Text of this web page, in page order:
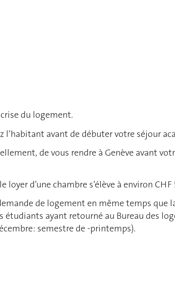
du logement.
l’habitant avant de débuter votre séjour
de vous rendre à Genève avant
d’une chambre s’élève à environ CHF
de logement en même temps que
étudiants ayant retourné au Bureau des
semestre de -printemps).